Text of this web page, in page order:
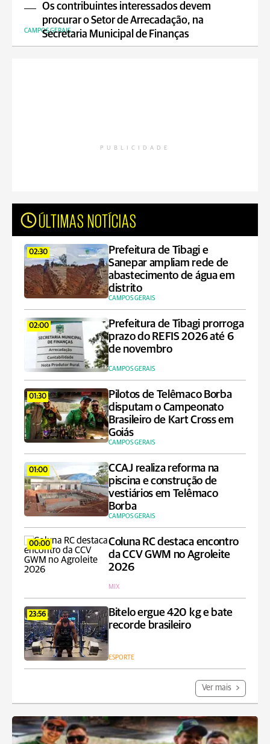
Os contribuintes interessados devem
procurar o Setor de Arrecadação, na
Secretaria Municipal de Finanças
CAMPOS GERAIS
PUBLICIDADE
ÚLTIMAS NOTÍCIAS
02:30
Prefeitura de Tibagi e
Sanepar ampliam rede de
abastecimento de água em
distrito
CAMPOS GERAIS
02:00
Prefeitura de Tibagi prorroga
prazo do REFIS 2026 até 6
de novembro
CAMPOS GERAIS
01:30
Pilotos de Telêmaco Borba
disputam o Campeonato
Brasileiro de Kart Cross em
Goiás
CAMPOS GERAIS
01:00
CCAJ realiza reforma na
piscina e construção de
vestiários em Telêmaco
Borba
CAMPOS GERAIS
00:00
Coluna RC destaca encontro
da CCV GWM no Agroleite
2026
MIX
23:56
Bitelo ergue 420 kg e bate
recorde brasileiro
ESPORTE
Ver mais